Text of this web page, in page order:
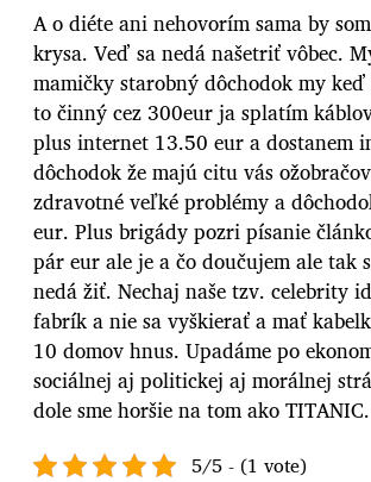
A o diéte ani nehovorím sama by
krysa. Veď sa nedá našetriť vôbec.
mamičky starobný dôchodok my
to činný cez 300eur ja splatím
plus internet 13.50 eur a dostanem
dôchodok že majú citu vás
zdravotné veľké problémy a
eur. Plus brigády pozri písanie
pár eur ale je a čo doučujem ale tak
nedá žiť. Nechaj naše tzv. celebrity
fabrík a nie sa vyškierať a mať
10 domov hnus. Upadáme po
sociálnej aj politickej aj morálnej
dole sme horšie na tom ako TITANIC.
5/5 - (1 vote)